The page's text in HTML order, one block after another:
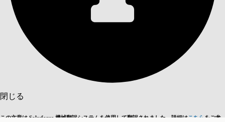
閉じる
この文章は Salesforce 機械翻訳システムを使用して翻訳されました。詳細はこちら をご参